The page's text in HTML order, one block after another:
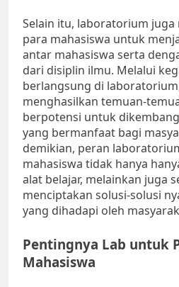
Selain itu, laboratorium
para mahasiswa untuk
antar mahasiswa serta
dari disiplin ilmu. Melalui
berlangsung di
menghasilkan temuan-
berpotensi untuk
yang bermanfaat bagi
demikian, peran
mahasiswa tidak hanya
alat belajar, melainkan juga
menciptakan solusi-solusi
yang dihadapi oleh
Pentingnya Lab untuk
Mahasiswa